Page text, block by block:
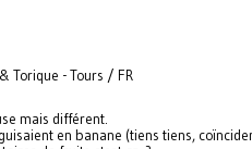
Torique - Tours / FR
mais différent.
en banane (tiens tiens,